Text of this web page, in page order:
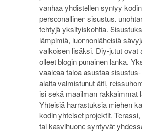
vanhaa yhdistellen syntyy kodin
persoonallinen sisustus,
tehtyjä yksityiskohtia.
lämpimiä, luonnonläheisiä
valkoisen lisäksi. Diy-jutut ovat
olleet blogin punainen lanka.
vaaleaa taloa asustaa
alalta valmistunut äiti,
isi sekä maailman rakkaimmat
Yhteisiä harrastuksia miehen
kodin yhteiset projektit.
tai kasvihuone syntyvät